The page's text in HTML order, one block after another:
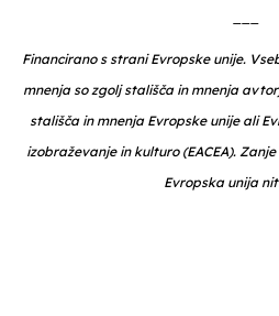
Financirano s strani Evropske unije.
mnenja so zgolj stališča in mnenja
stališča in mnenja Evropske unije ali
izobraževanje in kulturo (EACEA).
Evropska unija niti